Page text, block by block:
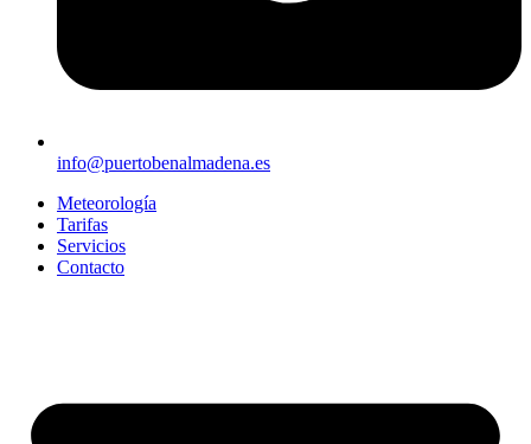
info@puertobenalmadena.es
Meteorología
Tarifas
Servicios
Contacto